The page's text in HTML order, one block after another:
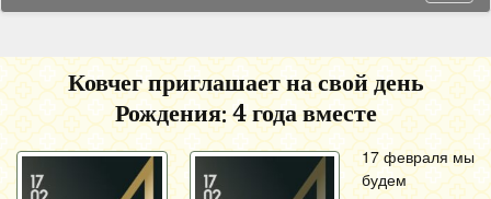
Ковчег приглашает на свой день
Рождения: 4 года вместе
17 февраля мы
будем